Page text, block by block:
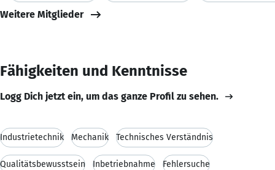
Weitere Mitglieder
Fähigkeiten und Kenntnisse
Logg Dich jetzt ein, um das ganze Profil zu sehen.
Industrietechnik Mechanik Technisches Verständnis
Qualitätsbewusstsein Inbetriebnahme Fehlersuche